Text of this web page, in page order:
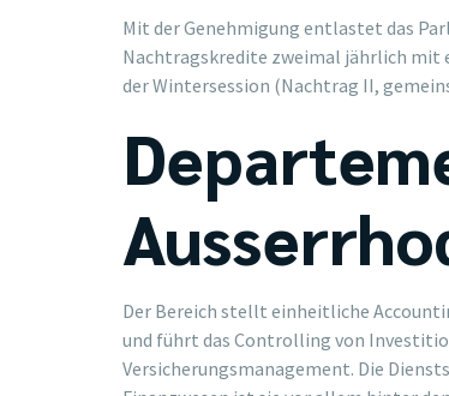
Mit der Genehmigung entlastet das
Nachtragskredite zweimal jährlich mit
der Wintersession (Nachtrag II,
Der Bereich stellt einheitliche
und führt das Controlling von
Versicherungsmanagement. Die